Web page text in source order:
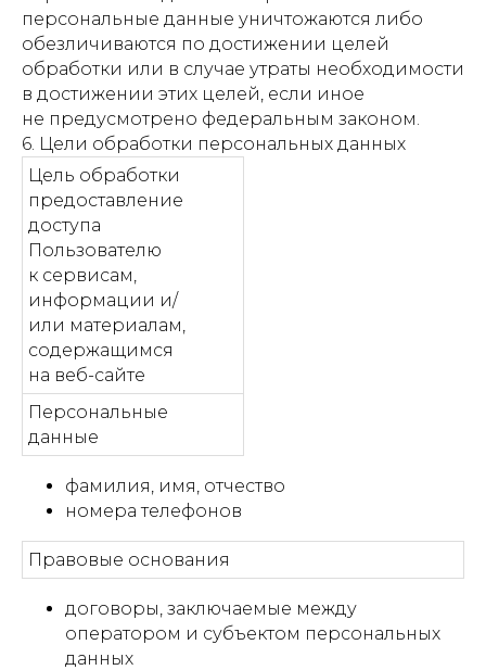
персональные данные уничтожаются либо
обезличиваются по достижении целей
обработки или в случае утраты необходимости
в достижении этих целей, если иное
не предусмотрено федеральным законом.
6. Цели обработки персональных данных
Цель обработки
предоставление
доступа
Пользователю
к сервисам,
информации и/
или материалам,
содержащимся
на веб-сайте
Персональные
данные
фамилия, имя, отчество
номера телефонов
Правовые основания
договоры, заключаемые между
оператором и субъектом персональных
данных